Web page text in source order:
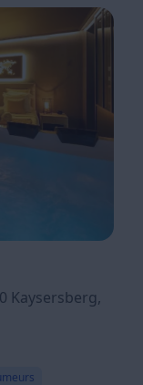
Kaysersberg,